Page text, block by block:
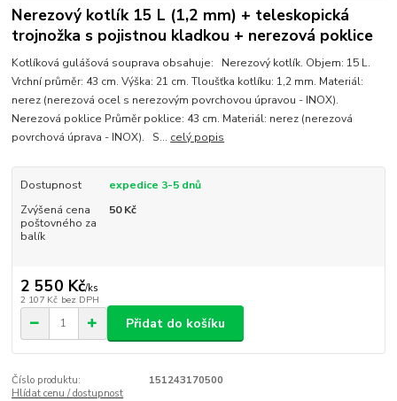
Nerezový kotlík 15 L (1,2 mm) + teleskopická
trojnožka s pojistnou kladkou + nerezová poklice
Kotlíková gulášová souprava obsahuje: Nerezový kotlík. Objem: 15 L.
Vrchní průměr: 43 cm. Výška: 21 cm. Tloušťka kotlíku: 1,2 mm. Materiál:
nerez (nerezová ocel s nerezovým povrchovou úpravou - INOX).
Nerezová poklice Průměr poklice: 43 cm. Materiál: nerez (nerezová
povrchová úprava - INOX). S... celý popis
Dostupnost
expedice 3-5 dnů
Zvýšená cena
poštovného za
balík
50 Kč
2 550 Kč/ks
2 107 Kč bez DPH
Přidat do košíku
Číslo produktu:
151243170500
Hlídat cenu / dostupnost